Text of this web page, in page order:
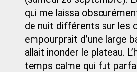
qui me laissa
de nuit différents sur les
empourprait d’une large
allait inonder le plateau.
temps calme qui fut